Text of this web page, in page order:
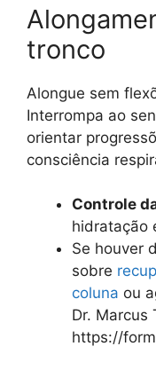
tronco
Alongue sem
Interrompa ao
orientar
consciência
Controle
hidratação
Se houver
sobre
coluna ou
Dr. Marcus
https://